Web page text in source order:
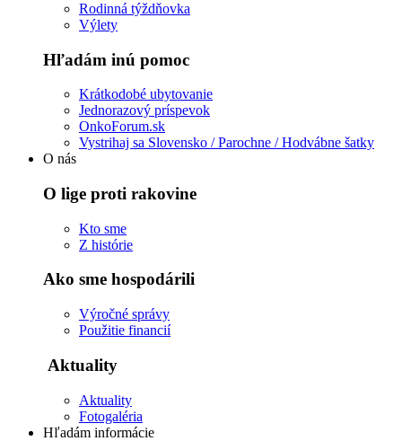
Rodinná týždňovka
Výlety
Hľadám inú pomoc
Krátkodobé ubytovanie
Jednorazový príspevok
OnkoForum.sk
Vystrihaj sa Slovensko / Parochne / Hodvábne šatky
O nás
O lige proti rakovine
Kto sme
Z histórie
Ako sme hospodárili
Výročné správy
Použitie financií
Aktuality
Aktuality
Fotogaléria
Hľadám informácie